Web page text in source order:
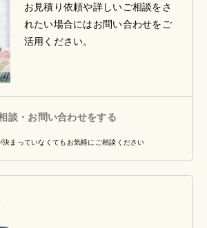
お見積り依頼や詳しいご相談をさ
れたい場合にはお問い合わせをご
活用ください。
談・お問い合わせをする
決まっていなくてもお気軽にご相談ください